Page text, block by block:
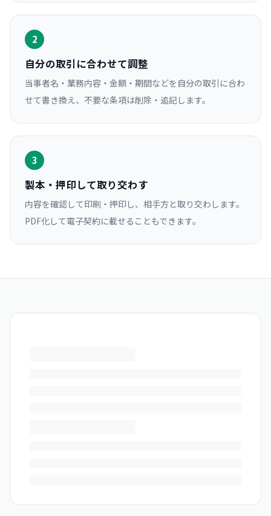
2
自分の取引に合わせて調整
当事者名・業務内容・金額・期間などを自分の取引に合わ
せて書き換え、不要な条項は削除・追記します。
3
製本・押印して取り交わす
内容を確認して印刷・押印し、相手方と取り交わします。
PDF化して電子契約に載せることもできます。